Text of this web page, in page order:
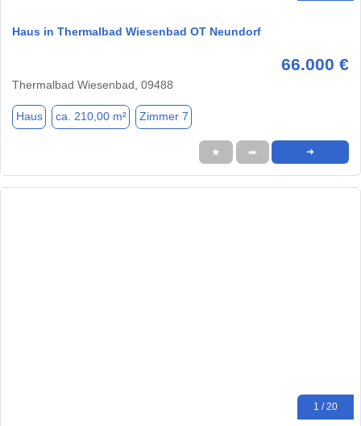
Haus in Thermalbad Wiesenbad OT Neundorf
66.000 €
Thermalbad Wiesenbad, 09488
Haus ca. 210,00 m² Zimmer 7
★ ➦ ➜
1 / 20